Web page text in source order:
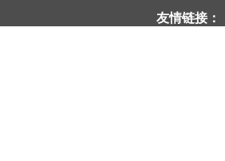
友情链接：